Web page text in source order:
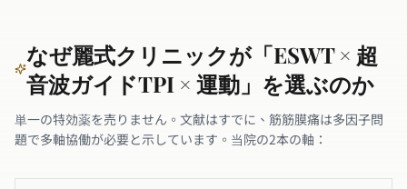
なぜ麗式クリニックが「ESWT × 超
音波ガイドTPI × 運動」を選ぶのか
単一の特効薬を売りません。文献はすでに、筋筋膜痛は多因子問
題で多軸協働が必要と示しています。当院の2本の軸：